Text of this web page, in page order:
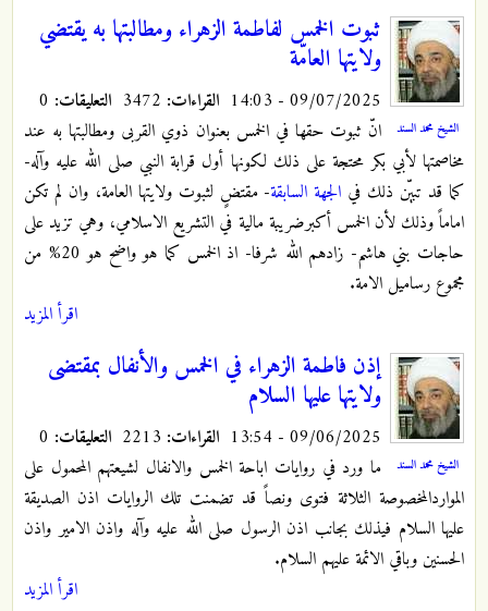
الشيخ محمد السند
ثبوت الخمس لفاطمة الزهراء ومطالبتها به يقتضي
ولايتها العامّة
09/07/2025 - 14:03 القراءات: التعليقات:
انّ ثبوت حقها في الخمس بعنوان ذوي القربى ومطالبتها به عند
مخاصمتها لأبي بكر محتجة على ذلك لكونها أول قرابة النبي صلى الله عليه وآله-
كما قد تبيّن ذلك في الجهة السابقة- مقتضٍ لثبوت ولايتها العامة، وان لم تكن
اماماً وذلك لأن الخمس أكبرضريبة مالية في التشريع الاسلامي، وهي تزيد على
حاجات بني هاشم- زادهم الله شرفا- اذ الخمس كما هو واضح هو 20% من
مجموع رساميل الامة.
اقرأ المزيد
الشيخ محمد السند
إذن فاطمة الزهراء في الخمس والأنفال بمقتضى
ولايتها عليها السلام
09/06/2025 - 13:54 القراءات: التعليقات:
ما ورد في روايات اباحة الخمس والانفال لشيعتهم المحمول على
المواردالمخصوصة الثلاثة فتوى ونصاً قد تضمنت تلك الروايات اذن الصديقة
عليها السلام فيذلك بجانب اذن الرسول صلى الله عليه وآله واذن الامير واذن
الحسنين وباقي الائمة عليهم السلام.
اقرأ المزيد